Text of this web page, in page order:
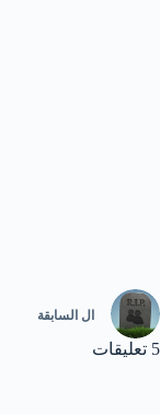
ال السابقة
5 تعليقات